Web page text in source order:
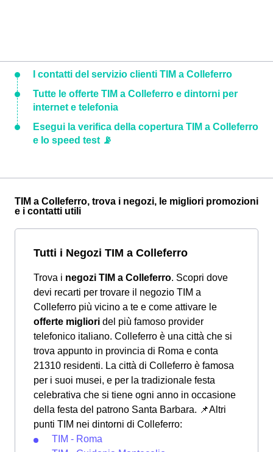
I contatti del servizio clienti TIM a Colleferro
Tutte le offerte TIM a Colleferro e dintorni per
internet e telefonia
Esegui la verifica della copertura TIM a Colleferro
e lo speed test 📡
TIM a Colleferro, trova i negozi, le migliori promozioni
e i contatti utili
Tutti i Negozi TIM a Colleferro
Trova i negozi TIM a Colleferro. Scopri dove
devi recarti per trovare il negozio TIM a
Colleferro più vicino a te e come attivare le
offerte migliori del più famoso provider
telefonico italiano. Colleferro è una città che si
trova appunto in provincia di Roma e conta
21310 residenti. La città di Colleferro è famosa
per i suoi musei, e per la tradizionale festa
celebrativa che si tiene ogni anno in occasione
della festa del patrono Santa Barbara. 📌Altri
punti TIM nei dintorni di Colleferro:
TIM - Roma